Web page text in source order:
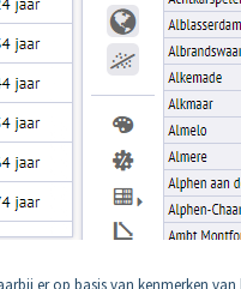
er op basis van kenmerken